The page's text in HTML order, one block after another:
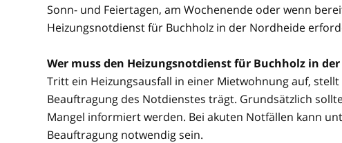
Sonn- und Feiertagen, am Wochenende oder wenn
Heizungsnotdienst für Buchholz in der Nordheide
Wer muss den Heizungsnotdienst für Buchholz in
Tritt ein Heizungsausfall in einer Mietwohnung auf,
Beauftragung des Notdienstes trägt. Grundsätzlich
Mangel informiert werden. Bei akuten Notfällen kann
Beauftragung notwendig sein.